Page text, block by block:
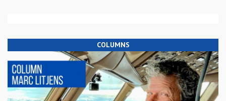
COLUMNS